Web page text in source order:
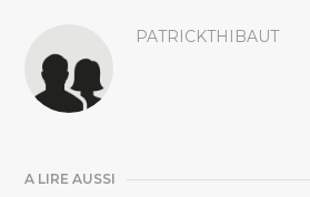
PATRICKTHIBAUT
A LIRE AUSSI